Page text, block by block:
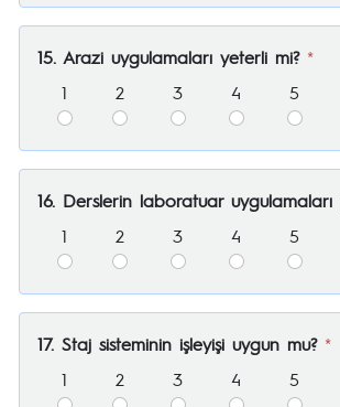
15. Arazi uygulamaları yeterli mi? *
1
2 3 4 5
16. Derslerin laboratuar uygulamaları
1
2 3 4 5
17. Staj sisteminin işleyişi uygun mu? *
1
2 3 4 5